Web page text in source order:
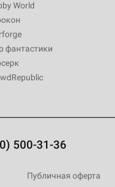
World
фантастики
500-31-36
Публичная оферта